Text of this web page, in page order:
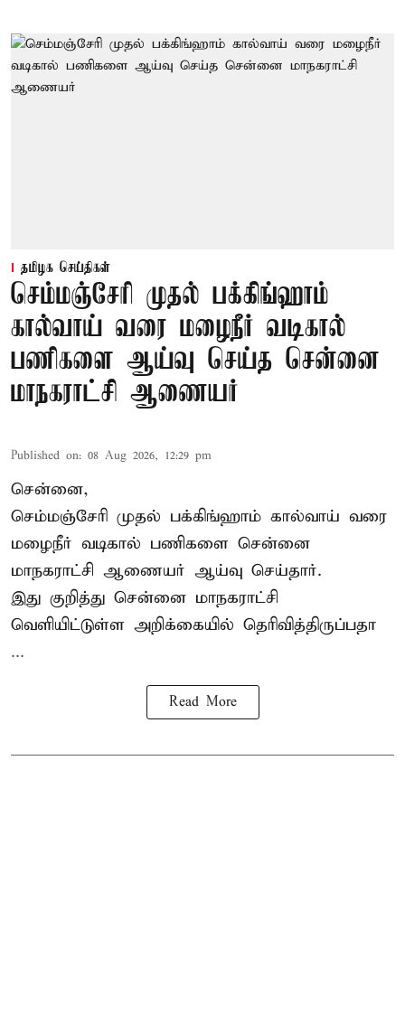
தமிழக செய்திகள்
செம்மஞ்சேரி முதல் பக்கிங்ஹாம்
கால்வாய் வரை மழைநீர் வடிகால்
பணிகளை ஆய்வு செய்த சென்னை
மாநகராட்சி ஆணையர்
Published on: 08 Aug 2026, 12:29 pm
சென்னை,
செம்மஞ்சேரி முதல் பக்கிங்ஹாம் கால்வாய் வரை
மழைநீர் வடிகால் பணிகளை சென்னை
மாநகராட்சி ஆணையர் ஆய்வு செய்தார்.
இது குறித்து சென்னை மாநகராட்சி
வெளியிட்டுள்ள அறிக்கையில் தெரிவித்திருப்பதா
...
Read More